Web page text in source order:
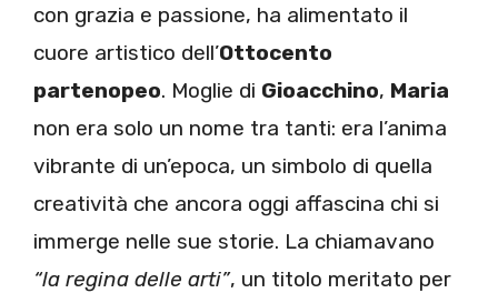
con grazia e passione, ha alimentato il
cuore artistico dell’Ottocento
partenopeo. Moglie di Gioacchino, Maria
non era solo un nome tra tanti: era l’anima
vibrante di un’epoca, un simbolo di quella
creatività che ancora oggi affascina chi si
immerge nelle sue storie. La chiamavano
“la regina delle arti”, un titolo meritato per